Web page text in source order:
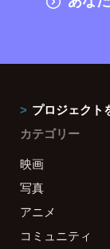
プロジェクト
カテゴリー
映画
写真
アニメ
コミュニティ